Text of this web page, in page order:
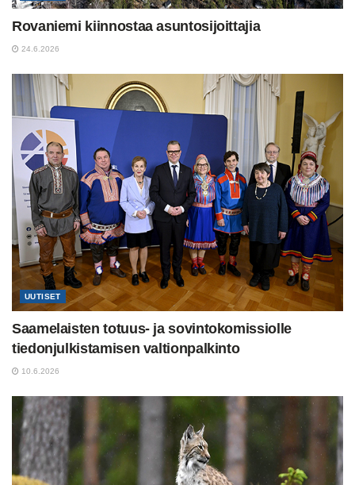
Rovaniemi kiinnostaa asuntosijoittajia
24.6.2026
UUTISET
Saamelaisten totuus- ja sovintokomissiolle
tiedonjulkistamisen valtionpalkinto
10.6.2026